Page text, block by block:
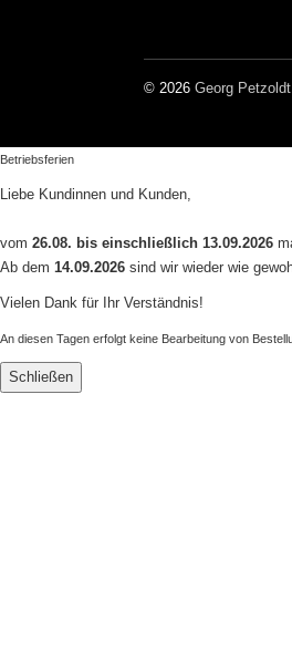
© 2026 Georg Petzoldt
Betriebsferien
Liebe Kundinnen und Kunden,
vom 26.08. bis einschließlich 13.09.2026
Ab dem 14.09.2026 sind wir wieder wie
Vielen Dank für Ihr Verständnis!
An diesen Tagen erfolgt keine Bearbeitung von
Schließen